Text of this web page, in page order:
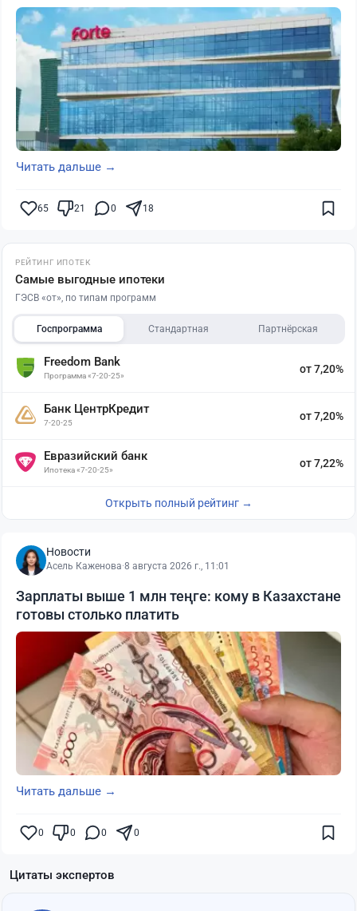
Читать дальше →
65 21 0 18
РЕЙТИНГ ИПОТЕК
Самые выгодные ипотеки
ГЭСВ «от», по типам программ
Госпрограмма Стандартная Партнёрская
Freedom Bank
Программа «7-20-25»
от 7,20%
Банк ЦентрКредит
7-20-25
от 7,20%
Евразийский банк
Ипотека «7-20-25»
от 7,22%
Открыть полный рейтинг →
Новости
Асель Каженова·8 августа 2026 г., 11:01
Зарплаты выше 1 млн теңге: кому в Казахстане
готовы столько платить
Читать дальше →
0 0 0 0
Цитаты экспертов